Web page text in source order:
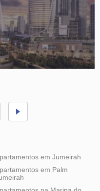
em Jumeirah
em Palm